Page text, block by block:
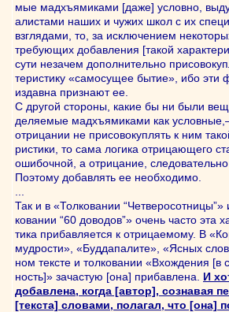
мые мадхъямиками [даже] условно,
алистами наших и чужих школ с их
взглядами, то, за исключением
требующих добавления [такой
сути незачем дополнительно
теристику «самосущее бытие», ибо
издавна признают ее.
С другой стороны, какие бы ни были
деляемые мадхъямиками как
отрицании не присовокуплять к ним
ристики, то сама логика отрицающего
ошибочной, а отрицание,
Поэтому добавлять ее необходимо.
Так и в «Толковании “Четверосотницы”»
ковании “60 доводов”» очень часто эта
тика прибавляется к отрицаемому. В
мудрости», «Буддапалите», «Ясных
ном тексте и толковании «Вхождения [в
ность]» зачастую [она] прибавлена. И
добавлена, когда [автор], сознавая
[текста] словами, полагал, что [она]